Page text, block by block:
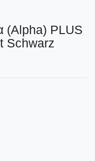
(Alpha) PLUS
Schwarz